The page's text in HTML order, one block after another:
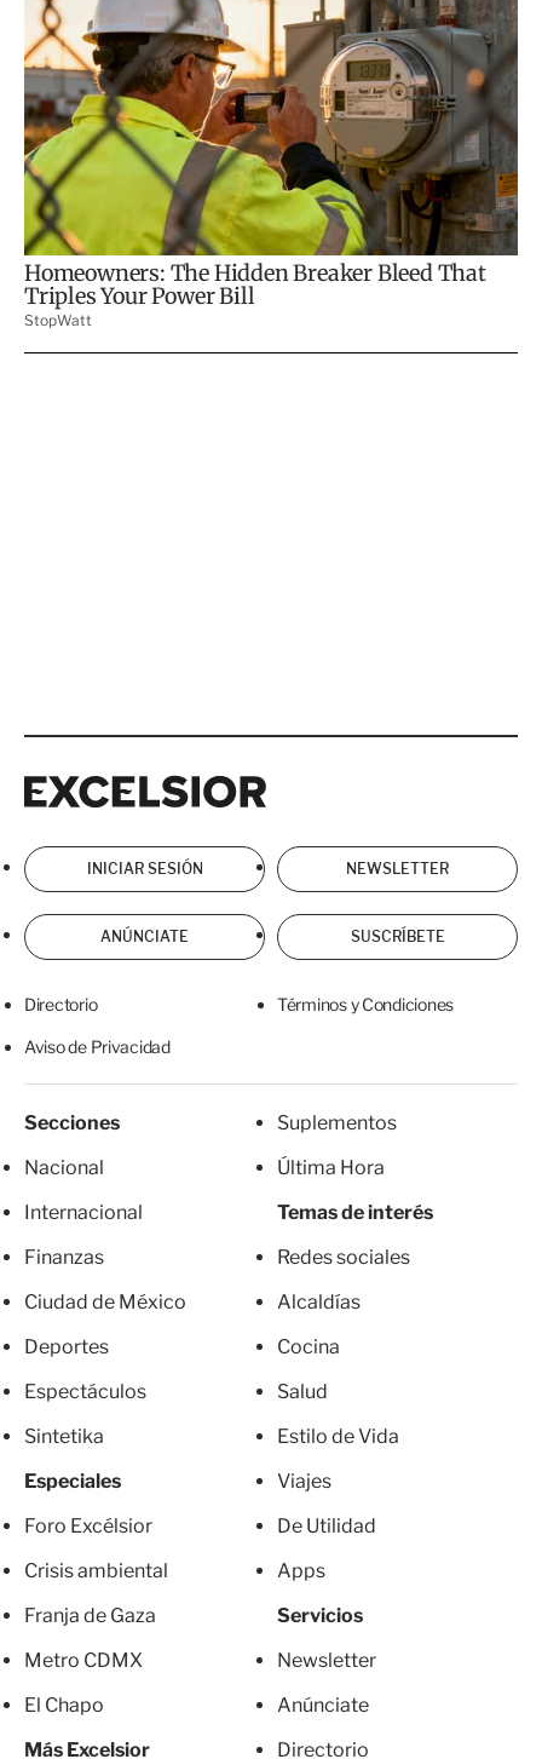
INICIAR SESIÓN NEWSLETTER
ANÚNCIATE SUSCRÍBETE
Directorio Términos y Condiciones
Aviso de Privacidad
Secciones
Nacional
Internacional
Finanzas
Ciudad de México
Deportes
Espectáculos
Sintetika
Especiales
Foro Excélsior
Crisis ambiental
Franja de Gaza
Metro CDMX
El Chapo
Más Excelsior
Suplementos
Última Hora
Temas de interés
Redes sociales
Alcaldías
Cocina
Salud
Estilo de Vida
Viajes
De Utilidad
Apps
Servicios
Newsletter
Anúnciate
Directorio